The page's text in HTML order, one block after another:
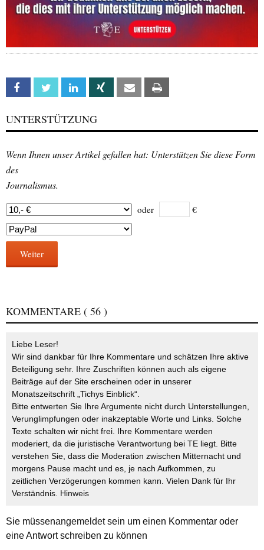
Facebook Twitter Linkedin Xing Email
UNTERSTÜTZUNG
Wenn Ihnen unser Artikel gefallen hat: Unterstützen Sie diese Form
des
Journalismus.
oder €
Weiter
KOMMENTARE ( 56 )
Liebe Leser!
Wir sind dankbar für Ihre Kommentare und schätzen Ihre aktive
Beteiligung sehr. Ihre Zuschriften können auch als eigene
Beiträge auf der Site erscheinen oder in unserer
Monatszeitschrift „Tichys Einblick“.
Bitte entwerten Sie Ihre Argumente nicht durch Unterstellungen,
Verunglimpfungen oder inakzeptable Worte und Links. Solche
Texte schalten wir nicht frei. Ihre Kommentare werden
moderiert, da die juristische Verantwortung bei TE liegt. Bitte
verstehen Sie, dass die Moderation zwischen Mitternacht und
morgens Pause macht und es, je nach Aufkommen, zu
zeitlichen Verzögerungen kommen kann. Vielen Dank für Ihr
Verständnis. Hinweis
Sie müssenangemeldetsein um einen Kommentar oder
eine Antwort schreiben zu können